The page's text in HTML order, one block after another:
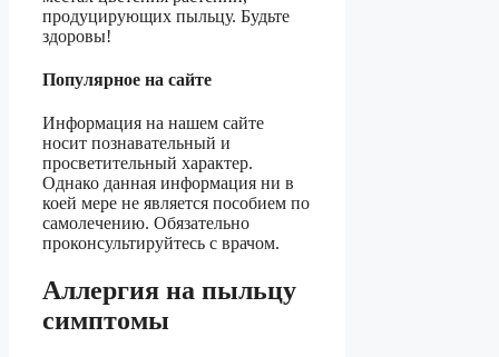
продуцирующих пыльцу. Будьте
здоровы!
Популярное на сайте
Информация на нашем сайте
носит познавательный и
просветительный характер.
Однако данная информация ни в
коей мере не является пособием по
самолечению. Обязательно
проконсультируйтесь с врачом.
Аллергия на пыльцу
симптомы